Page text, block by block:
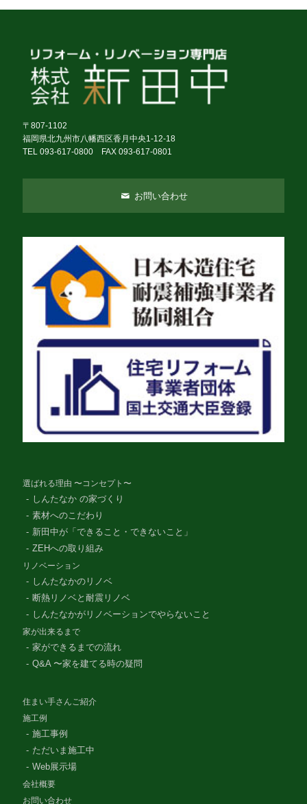
〒807-1102
福岡県北九州市八幡西区香月中央1-12-18
TEL 093-617-0800 FAX 093-617-0801
お問い合わせ
選ばれる理由 〜コンセプト〜
しんたなか の家づくり
素材へのこだわり
新田中が「できること・できないこと」
ZEHへの取り組み
リノベーション
しんたなかのリノベ
断熱リノベと耐震リノベ
しんたなかがリノベーションでやらないこと
家が出来るまで
家ができるまでの流れ
Q&A 〜家を建てる時の疑問
住まい手さんご紹介
施工例
施工事例
ただいま施工中
Web展示場
会社概要
お問い合わせ